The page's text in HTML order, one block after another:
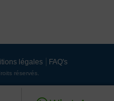
légales FAQ's
réservés.